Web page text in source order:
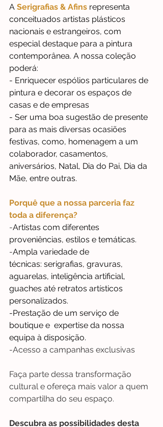
A Serigrafias & Afins representa
conceituados artistas plásticos
nacionais e estrangeiros, com
especial destaque para a pintura
contemporânea. A nossa coleção
poderá:
- Enriquecer espólios particulares de
pintura e decorar os espaços de
casas e de empresas
- Ser uma boa sugestão de presente
para as mais diversas ocasiões
festivas, como, homenagem a um
colaborador, casamentos,
aniversários, Natal, Dia do Pai, Dia da
Mãe, entre outras.
Porquê que a nossa parceria faz
toda a diferença?
-Artistas com diferentes
proveniências, estilos e temáticas.
-Ampla variedade de
técnicas: serigrafias, gravuras,
aguarelas, inteligência artificial,
guaches até retratos artísticos
personalizados.
-Prestação de um serviço de
boutique e  expertise da nossa
equipa à disposição.
-Acesso a campanhas exclusivas
Faça parte dessa transformação
cultural e ofereça mais valor a quem
compartilha do seu espaço.
Descubra as possibilidades desta